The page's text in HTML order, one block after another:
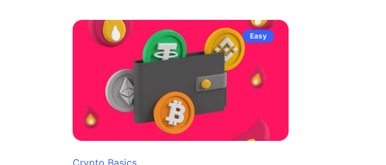
Easy
Crypto Basics